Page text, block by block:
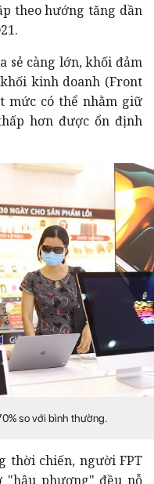
theo hướng tăng dần
sẻ càng lớn, khối đảm
kinh doanh (Front
mức có thể nhằm giữ
hơn được ổn định
so với bình thường.
thời chiến, người FPT
"hậu phương" đều nỗ